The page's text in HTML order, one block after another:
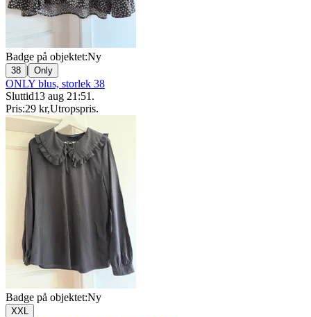
Badge på objektet:Ny
38 | Only
ONLY blus, storlek 38
Sluttid13 aug 21:51 .
Pris:29 kr,Utropspris.
Badge på objektet:Ny
XXL